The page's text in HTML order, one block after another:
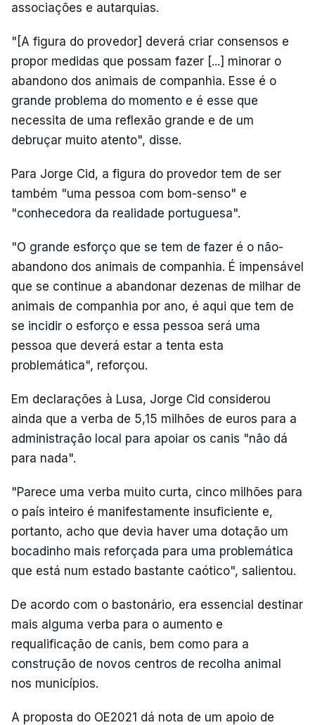
associações e autarquias.
"[A figura do provedor] deverá criar consensos e
propor medidas que possam fazer [...] minorar o
abandono dos animais de companhia. Esse é o
grande problema do momento e é esse que
necessita de uma reflexão grande e de um
debruçar muito atento", disse.
Para Jorge Cid, a figura do provedor tem de ser
também "uma pessoa com bom-senso" e
"conhecedora da realidade portuguesa".
"O grande esforço que se tem de fazer é o não-
abandono dos animais de companhia. É impensável
que se continue a abandonar dezenas de milhar de
animais de companhia por ano, é aqui que tem de
se incidir o esforço e essa pessoa será uma
pessoa que deverá estar a tenta esta
problemática", reforçou.
Em declarações à Lusa, Jorge Cid considerou
ainda que a verba de 5,15 milhões de euros para a
administração local para apoiar os canis "não dá
para nada".
"Parece uma verba muito curta, cinco milhões para
o país inteiro é manifestamente insuficiente e,
portanto, acho que devia haver uma dotação um
bocadinho mais reforçada para uma problemática
que está num estado bastante caótico", salientou.
De acordo com o bastonário, era essencial destinar
mais alguma verba para o aumento e
requalificação de canis, bem como para a
construção de novos centros de recolha animal
nos municípios.
A proposta do OE2021 dá nota de um apoio de